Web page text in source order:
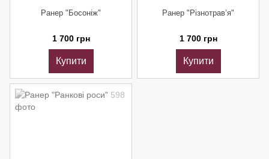
Ранер "Босоніж"
1 700 грн
Купити
Ранер "Різнотравʼя"
1 700 грн
Купити